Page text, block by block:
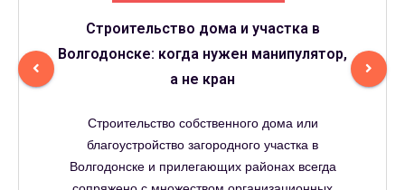
Строительство дома и участка в
Волгодонске: когда нужен манипулятор,
а не кран
Строительство собственного дома или
благоустройство загородного участка в
Волгодонске и прилегающих районах всегда